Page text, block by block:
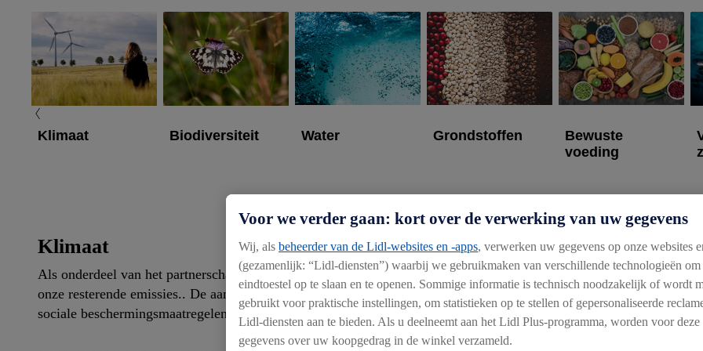
Klimaat Biodiversiteit Water Grondstoffen
Bewuste
voeding
Klimaat
Als onderdeel van het partnerschap werken we samen met WWF om een concept voor klimaat- en
onze resterende emissies.. De aanpak is gericht op het genereren van positieve effecten op klimaat, biodiversiteit
sociale beschermingsmaatregelen.
Voor we verder gaan: kort over de verwerking van uw gegevens
Wij, als beheerder van de Lidl-websites en -apps, verwerken uw gegevens op onze websites
(gezamenlijk: “Lidl-diensten”) waarbij we gebruikmaken van verschillende technologieën
eindtoestel op te slaan en te openen. Sommige informatie is technisch noodzakelijk of wordt
gebruikt voor praktische instellingen, om statistieken op te stellen of gepersonaliseerde
Lidl-diensten aan te bieden. Als u deelneemt aan het Lidl Plus-programma, worden voor deze
gegevens over uw koopgedrag in de winkel verzameld.